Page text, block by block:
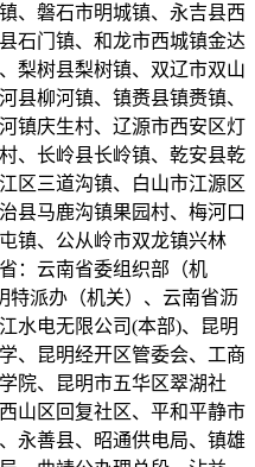
、磐石市明城镇、永吉县西
石门镇、和龙市西城镇金达
梨树县梨树镇、双辽市双山
县柳河镇、镇赉县镇赉镇、
镇庆生村、辽源市西安区灯
、长岭县长岭镇、乾安县乾
区三道沟镇、白山市江源区
县马鹿沟镇果园村、梅河口
镇、公从岭市双龙镇兴林
：云南省委组织部（机
特派办（机关）、云南省沥
水电无限公司(本部)、昆明
、昆明经开区管委会、工商
院、昆明市五华区翠湖社
山区回复社区、平和平静市
永善县、昭通供电局、镇雄